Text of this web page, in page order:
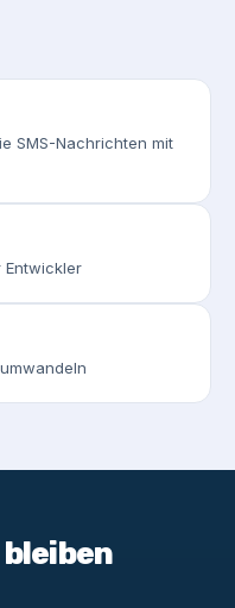
SMS-Nachrichten mit